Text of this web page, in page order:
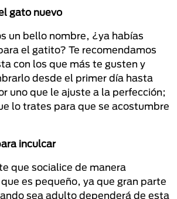
gato nuevo
un bello nombre, ¿ya habías
el gatito? Te recomendamos
con los que más te gusten y
desde el primer día hasta
uno que le ajuste a la perfección;
lo trates para que se acostumbre
inculcar
que socialice de manera
es pequeño, ya que gran parte
sea adulto dependerá de esta